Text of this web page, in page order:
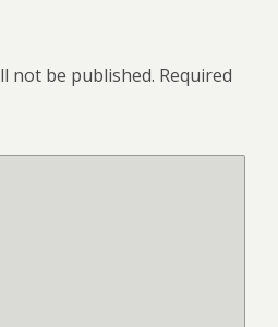
not be published. Required